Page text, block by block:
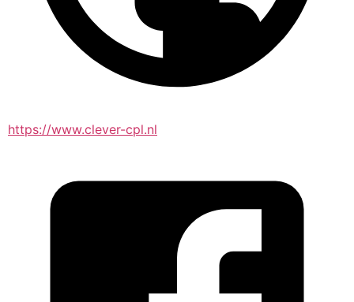
https://www.clever-cpl.nl